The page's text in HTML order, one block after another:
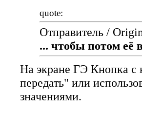
quote:
Отправитель /
... чтобы потом её
На экране ГЭ Кнопка с
передать" или
значениями.